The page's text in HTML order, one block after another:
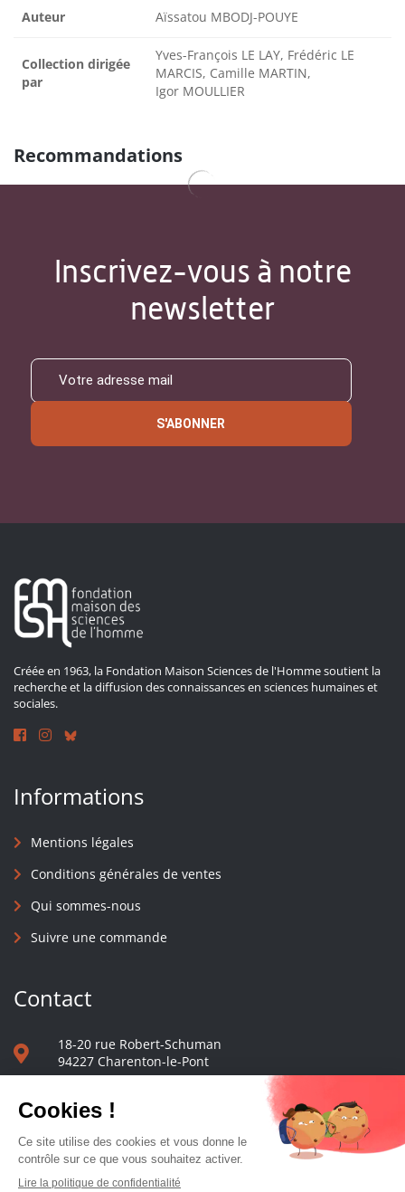
Auteur Aïssatou MBODJ-POUYE
Collection dirigée
par
Yves-François LE LAY, Frédéric LE
MARCIS, Camille MARTIN,
Igor MOULLIER
Recommandations
Inscrivez-vous à notre
newsletter
S'ABONNER
Créée en 1963, la Fondation Maison Sciences de l'Homme soutient la
recherche et la diffusion des connaissances en sciences humaines et
sociales.
Informations
Mentions légales
Conditions générales de ventes
Qui sommes-nous
Suivre une commande
Contact
18-20 rue Robert-Schuman
94227 Charenton-le-Pont